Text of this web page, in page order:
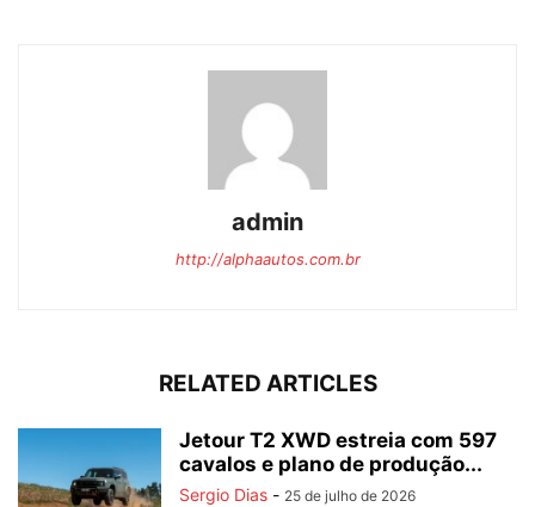
admin
http://alphaautos.com.br
RELATED ARTICLES
Jetour T2 XWD estreia com 597
cavalos e plano de produção...
Sergio Dias - 25 de julho de 2026